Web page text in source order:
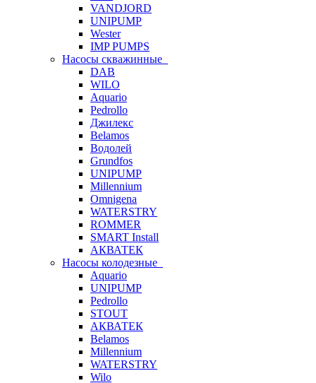
VANDJORD
UNIPUMP
Wester
IMP PUMPS
Насосы скважинные
DAB
WILO
Aquario
Pedrollo
Джилекс
Belamos
Водолей
Grundfos
UNIPUMP
Millennium
Omnigena
WATERSTRY
ROMMER
SMART Install
АКВАТЕК
Насосы колодезные
Aquario
UNIPUMP
Pedrollo
STOUT
АКВАТЕК
Belamos
Millennium
WATERSTRY
Wilo